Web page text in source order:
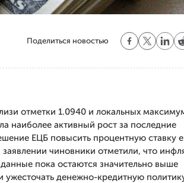
Поделиться новостью
отметки 1.0940 и локальных
наиболее активный рост за последние
ЕЦБ повысить процентную ставку
чиновники отметили, что
пока остаются значительно выше
денежно-кредитную